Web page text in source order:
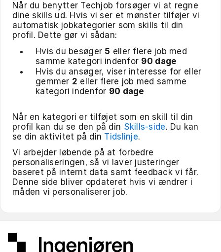
Når du benytter Techjob forsøger vi at regne
dine skills ud. Hvis vi ser et mønster tilføjer vi
automatisk jobkategorier som skills til din
profil. Dette gør vi sådan:
Hvis du besøger 5 eller flere job med
samme kategori indenfor 90 dage
Hvis du ansøger, viser interesse for eller
gemmer 2 eller flere job med samme
kategori indenfor 90 dage
Når en kategori er tilføjet som en skill til din
profil kan du se den på din Skills-side. Du kan
se din aktivitet på din Tidslinje.
Vi arbejder løbende på at forbedre
personaliseringen, så vi laver justeringer
baseret på internt data samt feedback vi får.
Denne side bliver opdateret hvis vi ændrer i
måden vi personaliserer job.